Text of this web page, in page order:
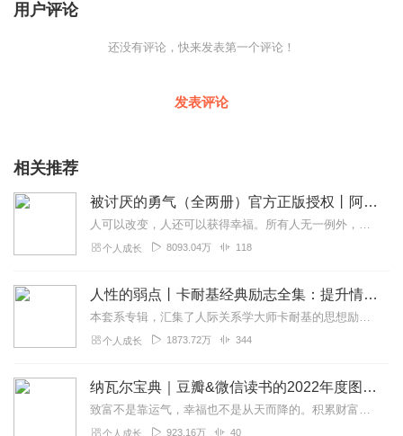
第五、精进以专注的层次
招商如何卖未来、卖地图、卖商机？
如何建立公司内部企业文化？
第二种实体门店渠道
第三种直销微商圈子渠道
赋能最需要解决的三个问题
第一、怎么提升客流量？
第二、怎么提高它的盈利？
第三、怎么让他的投资回收？
第一麦情感、第二卖功能、第三卖文化
未来真正好的产品、一定是配套人们的生活方式而存在的、让别人
你渴望财富、只需要激发自己能力就可以
你渴望幸福、其实幸福一直在你心里
我们自己的内在就是我们的家园，我们的宫殿，我们的宝藏，我们
用户评论
还没有评论，快来发表第一个评论！
发表评论
相关推荐
被讨厌的勇气（全两册）官方正版授权丨阿德勒心理学畅销经典｜幸福的勇气
人可以改变，人还可以获得幸福。所有人无一例外，都能如此。——阿德勒心理学一名深陷自卑、无能与不幸福的青年，听到了一名哲人主张的“世界无比单纯，人人都能幸福”便来...
个人成长 8093.04万 118
人性的弱点丨卡耐基经典励志全集：提升情商和沟通技巧
本套系专辑，汇集了人际关系学大师卡耐基的思想励志精华，收录《人性的弱点》《人性的优点》《语言的突破》《美好的人生》《快乐的人生》等所有经典！是卡耐基的经典合辑，...
个人成长 1873.72万 344
纳瓦尔宝典｜豆瓣&微信读书的2022年度图书|从白手起家到财务自由
致富不是靠运气，幸福也不是从天而降的。积累财富和幸福生活是我们可以学习的技能。这本书收集整理了硅谷投资人纳瓦尔在过去十年里通过推特、播客和采访等方式分享的人生智...
个人成长 923.16万 40